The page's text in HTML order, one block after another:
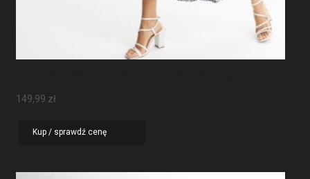
149,99 zł
Kup / sprawdź cenę